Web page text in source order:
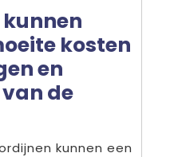
kosten
en
de
kunnen een